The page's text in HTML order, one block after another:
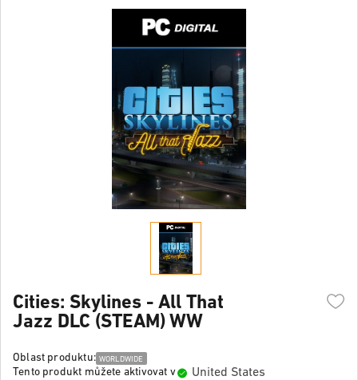
Cities: Skylines - All That
Jazz DLC (STEAM) WW
Oblast produktu: WORLDWIDE
Tento produkt můžete aktivovat v United States